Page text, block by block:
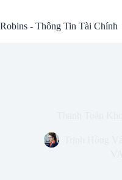
content
Robins - Thông Tin Tài Chính